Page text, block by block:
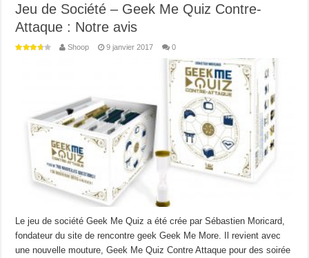
Jeu de Société – Geek Me Quiz Contre-
Attaque : Notre avis
Shoop 9 janvier 2017 0
Le jeu de société Geek Me Quiz a été crée par Sébastien Moricard,
fondateur du site de rencontre geek Geek Me More. Il revient avec
une nouvelle mouture, Geek Me Quiz Contre Attaque pour des soirée